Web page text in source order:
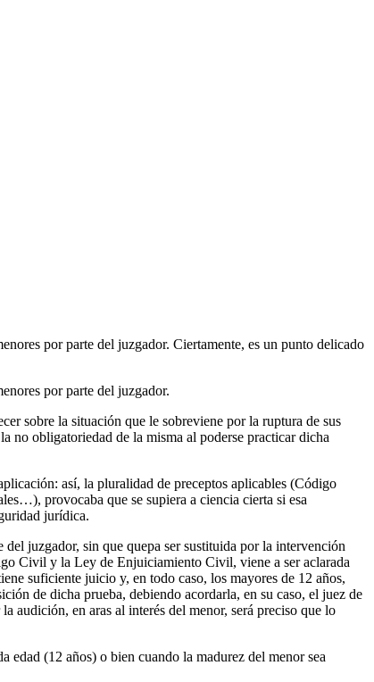
por parte del juzgador. Ciertamente, es un punto delicado
por parte del juzgador.
sobre la situación que le sobreviene por la ruptura de sus
no obligatoriedad de la misma al poderse practicar dicha
así, la pluralidad de preceptos aplicables (Código
provocaba que se supiera a ciencia cierta si esa
jurídica.
juzgador, sin que quepa ser sustituida por la intervención
Civil y la Ley de Enjuiciamiento Civil, viene a ser aclarada
suficiente juicio y, en todo caso, los mayores de 12 años,
de dicha prueba, debiendo acordarla, en su caso, el juez de
audición, en aras al interés del menor, será preciso que lo
edad (12 años) o bien cuando la madurez del menor sea